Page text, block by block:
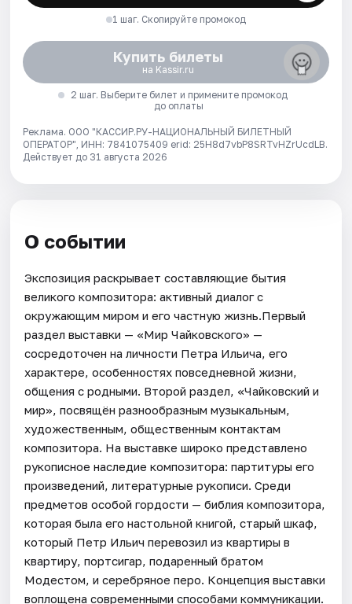
1 шаг. Скопируйте промокод
Купить билеты
на Kassir.ru
2 шаг. Выберите билет и примените промокод
до оплаты
Реклама. ООО "КАССИР.РУ-НАЦИОНАЛЬНЫЙ БИЛЕТНЫЙ
ОПЕРАТОР", ИНН: 7841075409 erid: 25H8d7vbP8SRTvHZrUcdLB.
Действует до 31 августа 2026
О событии
Экспозиция раскрывает составляющие бытия
великого композитора: активный диалог с
окружающим миром и его частную жизнь.Первый
раздел выставки — «Мир Чайковского» —
сосредоточен на личности Петра Ильича, его
характере, особенностях повседневной жизни,
общения с родными. Второй раздел, «Чайковский и
мир», посвящён разнообразным музыкальным,
художественным, общественным контактам
композитора. На выставке широко представлено
рукописное наследие композитора: партитуры его
произведений, литературные рукописи. Среди
предметов особой гордости — библия композитора,
которая была его настольной книгой, старый шкаф,
который Петр Ильич перевозил из квартиры в
квартиру, портсигар, подаренный братом
Модестом, и серебряное перо. Концепция выставки
воплощена современными способами коммуникации.